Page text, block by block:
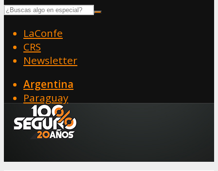
LaConfe
CRS
Newsletter
Argentina
Paraguay